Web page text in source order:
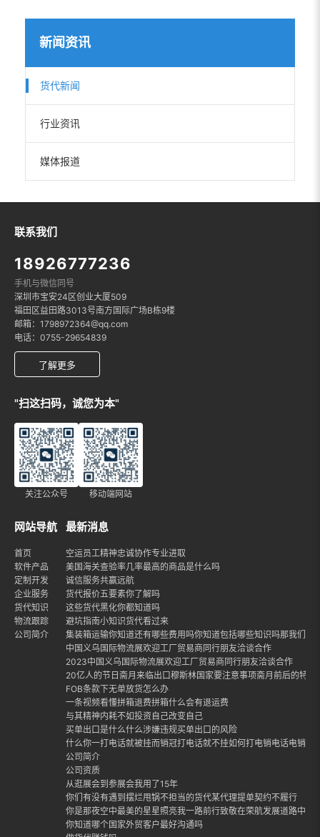
新闻资讯
货代新闻
行业资讯
媒体报道
联系我们
18926777236
手机与微信同号
深圳市宝安24区创业大厦509
福田区益田路3013号南方国际广场B栋9楼
邮箱：1798972364@qq.com
电话：0755-29654839
了解更多
"扫这扫码，诚您为本"
关注公众号 移动端网站
网站导航
首页
软件产品
定制开发
企业服务
货代知识
物流跟踪
公司简介
最新消息
空运员工精神忠诚协作专业进取
美国海关查验率几率最高的商品是什么吗
诚信服务共赢远航
货代报价五要素你了解吗
这些货代黑化你都知道吗
避坑指南小知识货代看过来
集装箱运输你知道还有哪些费用吗你知道包括哪些知识吗那我们就
中国义乌国际物流展欢迎工厂贸易商同行朋友洽谈合作
2023中国义乌国际物流展欢迎工厂贸易商同行朋友洽谈合作
20亿人的节日斋月来临出口穆斯林国家要注意事项斋月前后的特点
FOB条款下无单放货怎么办
一条视频看懂拼箱退费拼箱什么会有退运费
与其精神内耗不如投资自己改变自己
买单出口是什么什么涉嫌违规买单出口的风险
什么你一打电话就被挂而销冠打电话就不挂如何打电销电话电销话
公司简介
公司资质
从逛展会到参展会我用了15年
你们有没有遇到摆烂甩锅不担当的货代某代理提单契约不履行
你是那夜空中最美的星星照亮我一路前行致敬在荣航发展道路中每
你知道哪个国家外贸客户最好沟通吗